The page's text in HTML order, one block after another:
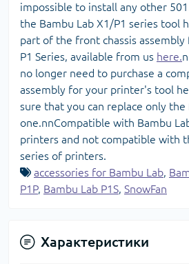
impossible to install any other
the Bambu Lab X1/P1 series tool
part of the front chassis
P1 Series, available from us here.
no longer need to purchase a
assembly for your printer's tool
sure that you can replace only
one.nnCompatible with Bambu
printers and not compatible with
series of printers.
accessories for Bambu Lab,
P1P, Bambu Lab P1S, SnowFan
Характеристики